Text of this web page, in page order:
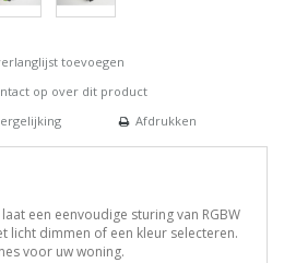
toevoegen
op over dit product
Afdrukken
een eenvoudige sturing van RGBW
licht dimmen of een kleur selecteren.
voor uw woning.